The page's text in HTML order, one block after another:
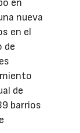
en
nueva
en el
de
de
barrios